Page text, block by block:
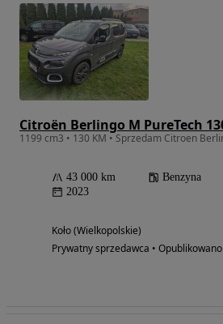
43 000 km Benzyna
2023
Koło (Wielkopolskie)
Prywatny sprzedawca • Opublikowano